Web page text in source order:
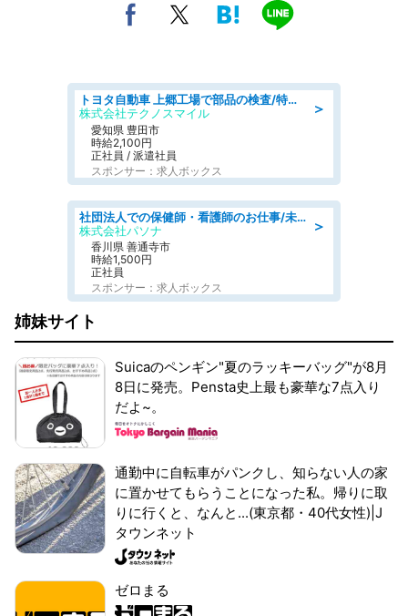
＞
トヨタ自動車 上郷工場で部品の検査/特典168万/tutumi
株式会社テクノスマイル
愛知県 豊田市
時給2,100円
正社員 / 派遣社員
スポンサー：求人ボックス
＞
社団法人での保健師・看護師のお仕事/未経験OK/要資格:普通免許、保健師、正看護師
株式会社パソナ
香川県 善通寺市
時給1,500円
正社員
スポンサー：求人ボックス
姉妹サイト
Suicaのペンギン"夏のラッキーバッグ"が8月
8日に発売。Pensta史上最も豪華な7点入り
だよ~。
通勤中に自転車がパンクし、知らない人の家
に置かせてもらうことになった私。帰りに取
りに行くと、なんと...(東京都・40代女性)|J
タウンネット
ゼロまる